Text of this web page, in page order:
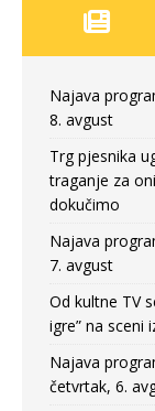
Najava
8. avgust
Trg pjesnika
traganje za
dokučimo
Najava
7. avgust
Od kultne TV
igre” na sceni
Najava
četvrtak, 6.